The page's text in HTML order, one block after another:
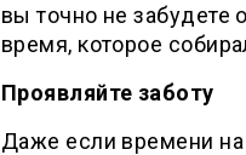
вы точно не забудете
время, которое
Проявляйте заботу
Даже если времени